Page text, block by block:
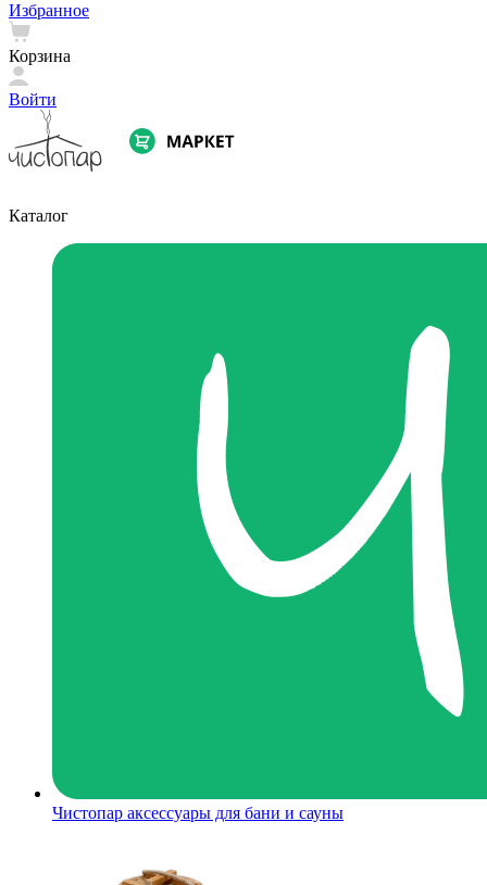
Избранное
Корзина
Войти
Каталог
Чистопар аксессуары для бани и сауны